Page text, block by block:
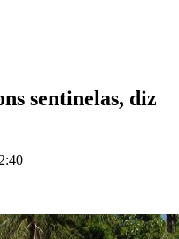
sentinelas, diz